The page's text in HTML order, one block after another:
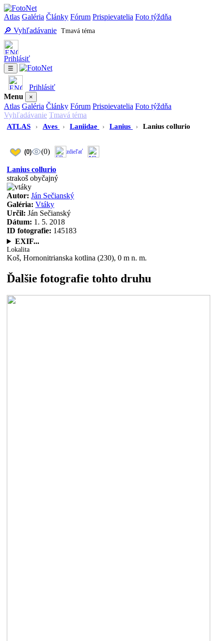
Atlas Galéria Články Fórum Prispievatelia Foto týždňa
🔎 Vyhľadávanie Tmavá téma
Prihlásiť
☰
Prihlásiť
Menu
×
Atlas Galéria Články Fórum Prispievatelia Foto týždňa
Vyhľadávanie Tmavá téma
ATLAS
› Aves › Laniidae › Lanius › Lanius collurio
(0) (0) zdieľať
Lanius collurio
strakoš obyčajný
Autor: Ján Sečianský
Galéria: Vtáky
Určil: Ján Sečianský
Dátum: 1. 5. 2018
ID fotografie: 145183
EXIF...
Lokalita
Koš, Hornonitrianska kotlina (230), 0 m n. m.
Ďalšie fotografie tohto druhu